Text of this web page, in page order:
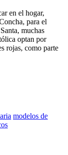
en el hogar,
para el
muchas
optan por
rojas, como parte
modelos de